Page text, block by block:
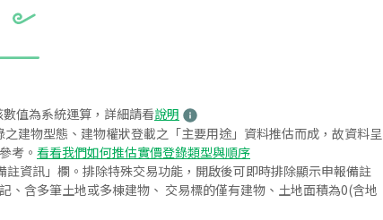
數值為系統運算，詳細請看說明
建物型態、建物權狀登載之「主要用途」資料推估而成，故資料呈
考。 看看我們如何推估實價登錄類型與順序
資訊」欄。排除特殊交易功能，開啟後可即時排除顯示申報備註
含多筆土地或多棟建物、 交易標的僅有建物、土地面積為0(含地